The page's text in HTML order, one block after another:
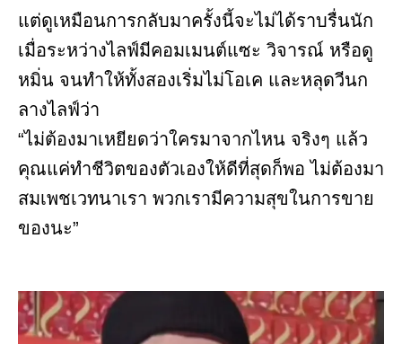
แต่ดูเหมือนการกลับมาครั้งนี้จะไม่ได้ราบรื่นนัก
เมื่อระหว่างไลฟ์มีคอมเมนต์แซะ วิจารณ์ หรือดู
หมิ่น จนทำให้ทั้งสองเริ่มไม่โอเค และหลุดวีนก
ลางไลฟ์ว่า
“ไม่ต้องมาเหยียดว่าใครมาจากไหน จริงๆ แล้ว
คุณแค่ทำชีวิตของตัวเองให้ดีที่สุดก็พอ ไม่ต้องมา
สมเพชเวทนาเรา พวกเรามีความสุขในการขาย
ของนะ”